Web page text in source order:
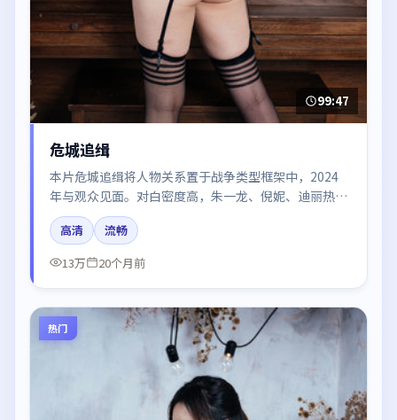
99:47
危城追缉
本片危城追缉将人物关系置于战争类型框架中，2024
年与观众见面。对白密度高，朱一龙、倪妮、迪丽热
巴、易烊千玺、张译的台词节奏值得关注；整体气质偏
日本都市与冷色调摄影。
高清
流畅
13万
20个月前
热门